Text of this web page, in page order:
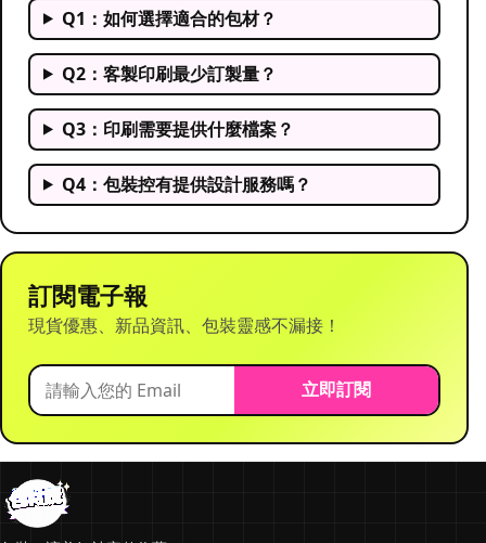
Q1：如何選擇適合的包材？
Q2：客製印刷最少訂製量？
Q3：印刷需要提供什麼檔案？
Q4：包裝控有提供設計服務嗎？
訂閱電子報
現貨優惠、新品資訊、包裝靈感不漏接！
立即訂閱